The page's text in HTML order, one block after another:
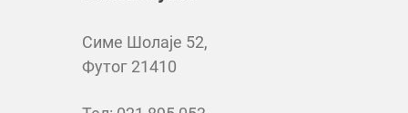
Симе Шолаје 52,
Футог 21410